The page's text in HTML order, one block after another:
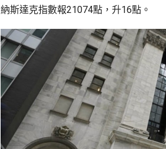
納斯達克指數報21074點，升16點。